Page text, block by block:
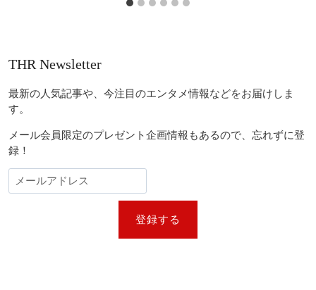
THR Newsletter
最新の人気記事や、今注目のエンタメ情報などをお届けしま
す。
メール会員限定のプレゼント企画情報もあるので、忘れずに登
録！
登録する